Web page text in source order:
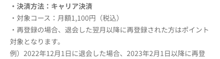
・決済方法：キャリア決済
・対象コース：月額1,100円（税込）
・再登録の場合、退会した翌月以降に再登録された方はポイント
対象となります。
例）2022年12月1日に退会した場合、2023年2月1日以降に再登